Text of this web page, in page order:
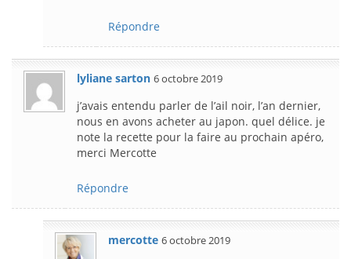
Répondre
lyliane sarton 6 octobre 2019
j’avais entendu parler de l’ail noir, l’an dernier,
nous en avons acheter au japon. quel délice. je
note la recette pour la faire au prochain apéro,
merci Mercotte
Répondre
mercotte 6 octobre 2019